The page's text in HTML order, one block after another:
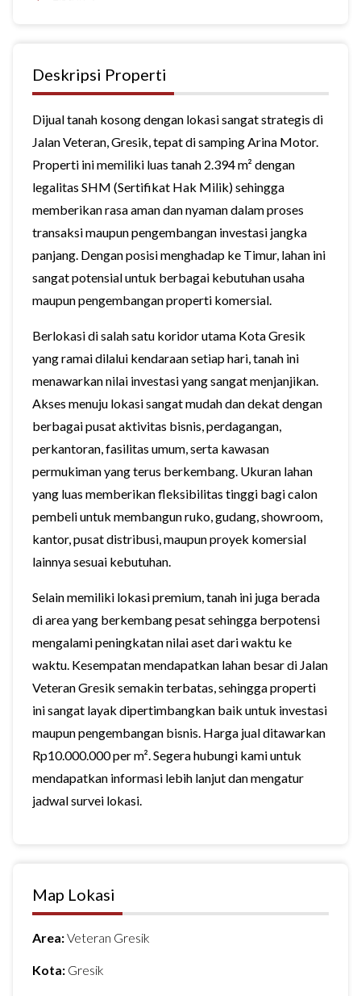
Deskripsi Properti
Dijual tanah kosong dengan lokasi sangat strategis di
Jalan Veteran, Gresik, tepat di samping Arina Motor.
Properti ini memiliki luas tanah 2.394 m² dengan
legalitas SHM (Sertifikat Hak Milik) sehingga
memberikan rasa aman dan nyaman dalam proses
transaksi maupun pengembangan investasi jangka
panjang. Dengan posisi menghadap ke Timur, lahan ini
sangat potensial untuk berbagai kebutuhan usaha
maupun pengembangan properti komersial.
Berlokasi di salah satu koridor utama Kota Gresik
yang ramai dilalui kendaraan setiap hari, tanah ini
menawarkan nilai investasi yang sangat menjanjikan.
Akses menuju lokasi sangat mudah dan dekat dengan
berbagai pusat aktivitas bisnis, perdagangan,
perkantoran, fasilitas umum, serta kawasan
permukiman yang terus berkembang. Ukuran lahan
yang luas memberikan fleksibilitas tinggi bagi calon
pembeli untuk membangun ruko, gudang, showroom,
kantor, pusat distribusi, maupun proyek komersial
lainnya sesuai kebutuhan.
Selain memiliki lokasi premium, tanah ini juga berada
di area yang berkembang pesat sehingga berpotensi
mengalami peningkatan nilai aset dari waktu ke
waktu. Kesempatan mendapatkan lahan besar di Jalan
Veteran Gresik semakin terbatas, sehingga properti
ini sangat layak dipertimbangkan baik untuk investasi
maupun pengembangan bisnis. Harga jual ditawarkan
Rp10.000.000 per m². Segera hubungi kami untuk
mendapatkan informasi lebih lanjut dan mengatur
jadwal survei lokasi.
Map Lokasi
Area:Veteran Gresik
Kota: Gresik